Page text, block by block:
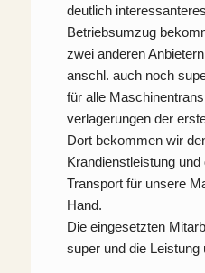
deutlich
Betriebsumzug
zwei anderen
anschl. auch noch
für alle
verlagerungen der
Dort bekommen wir
Krandienstleistung
Transport für unsere
Hand.
Die eingesetzten
super und die Leistung